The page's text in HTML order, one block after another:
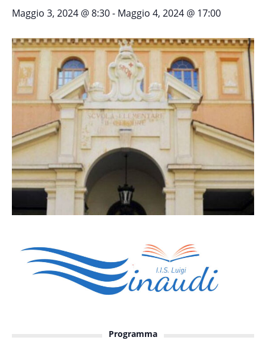
Maggio 3, 2024 @ 8:30- Maggio 4, 2024 @ 17:00
Programma